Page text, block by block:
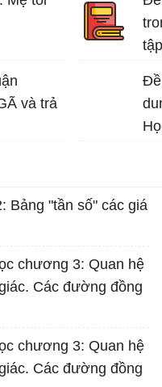
và trả
Đề
Bảng "tần số" các giá
chương 3: Quan hệ
Các đường đồng
chương 3: Quan hệ
Các đường đồng